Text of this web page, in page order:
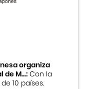
organiza
de M...:Con la
10 países.